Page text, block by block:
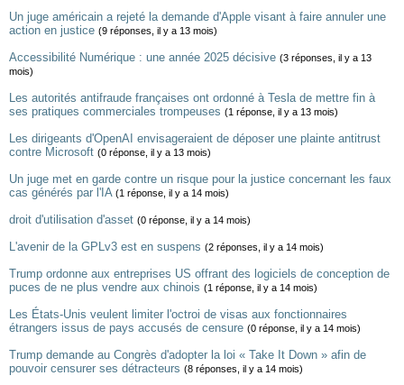
Un juge américain a rejeté la demande d'Apple visant à faire annuler une
action en justice (9 réponses, il y a 13 mois)
Accessibilité Numérique : une année 2025 décisive (3 réponses, il y a 13
mois)
Les autorités antifraude françaises ont ordonné à Tesla de mettre fin à
ses pratiques commerciales trompeuses (1 réponse, il y a 13 mois)
Les dirigeants d'OpenAI envisageraient de déposer une plainte antitrust
contre Microsoft (0 réponse, il y a 13 mois)
Un juge met en garde contre un risque pour la justice concernant les faux
cas générés par l'IA (1 réponse, il y a 14 mois)
droit d'utilisation d'asset (0 réponse, il y a 14 mois)
L'avenir de la GPLv3 est en suspens (2 réponses, il y a 14 mois)
Trump ordonne aux entreprises US offrant des logiciels de conception de
puces de ne plus vendre aux chinois (1 réponse, il y a 14 mois)
Les États-Unis veulent limiter l'octroi de visas aux fonctionnaires
étrangers issus de pays accusés de censure (0 réponse, il y a 14 mois)
Trump demande au Congrès d'adopter la loi « Take It Down » afin de
pouvoir censurer ses détracteurs (8 réponses, il y a 14 mois)